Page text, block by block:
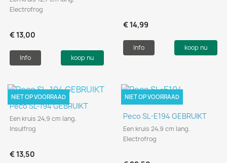
Electrofrog
€ 13,00
Info koop nu
€ 14,99
Info koop nu
Peco SL-194 GEBRUIKT
Een kruis 24,9 cm lang.
Insulfrog
€ 13,50
NIET OP VOORRAAD
Peco SL-E194 GEBRUIKT
Een kruis 24,9 cm lang.
Electrofrog
NIET OP VOORRAAD